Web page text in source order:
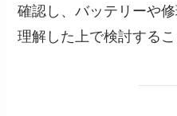
確認し、バッテリーや
理解した上で検討するこ